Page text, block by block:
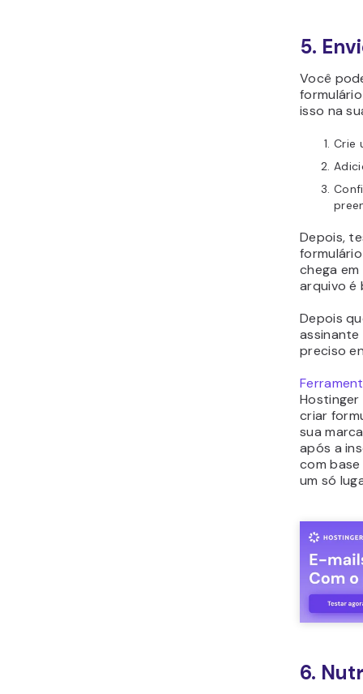
5.
Você
isso na
Crie
Depois,
chega
arquivo é
Depois
preciso
Hostinger
criar
sua
após a
com
um só
6.